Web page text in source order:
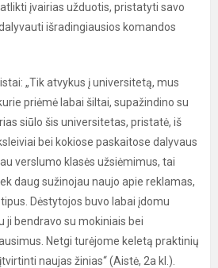
įvairias užduotis, pristatyti savo
išradingiausios komandos
„Tik atvykus į universitetą, mus
priėmė labai šiltai, supažindino su
siūlo šis universitetas, pristatė, iš
bei kokiose paskaitose dalyvaus
verslumo klasės užsiėmimus, tai
daug sužinojau naujo apie reklamas,
Dėstytojos buvo labai įdomu
ji bendravo su mokiniais bei
Netgi turėjome keletą praktinių
naujas žinias“ (Aistė, 2a kl.).